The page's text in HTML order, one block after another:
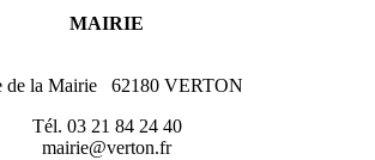
MAIRIE
de la Mairie 62180 VERTON
Tél. 03 21 84 24 40
mairie@verton.fr